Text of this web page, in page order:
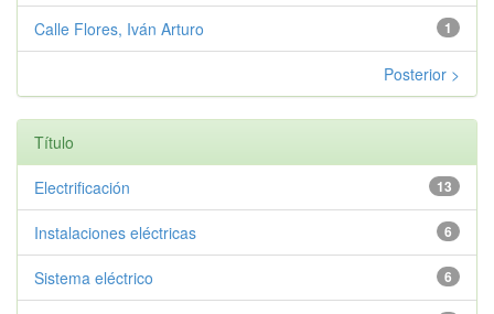
1
Calle Flores, Iván Arturo
Posterior >
Título
13
Electrificación
6
Instalaciones eléctricas
6
Sistema eléctrico